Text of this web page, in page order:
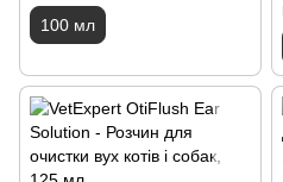
100 мл